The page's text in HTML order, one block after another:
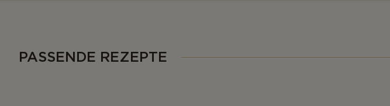
PASSENDE REZEPTE